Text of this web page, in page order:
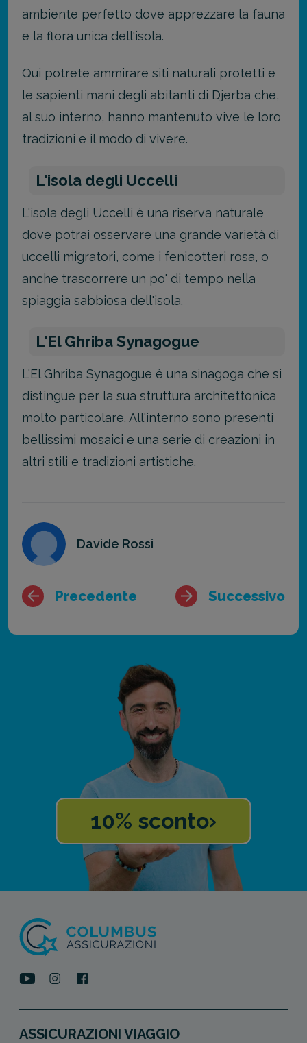
ambiente perfetto dove apprezzare la fauna
e la flora unica dell'isola.
Qui potrete ammirare siti naturali protetti e
le sapienti mani degli abitanti di Djerba che,
al suo interno, hanno mantenuto vive le loro
tradizioni e il modo di vivere.
L'isola degli Uccelli
L'isola degli Uccelli è una riserva naturale
dove potrai osservare una grande varietà di
uccelli migratori, come i fenicotteri rosa, o
anche trascorrere un po' di tempo nella
spiaggia sabbiosa dell'isola.
L'El Ghriba Synagogue
L'El Ghriba Synagogue è una sinagoga che si
distingue per la sua struttura architettonica
molto particolare. All'interno sono presenti
bellissimi mosaici e una serie di creazioni in
altri stili e tradizioni artistiche.
Davide Rossi
Precedente Successivo
10% sconto
ASSICURAZIONI VIAGGIO